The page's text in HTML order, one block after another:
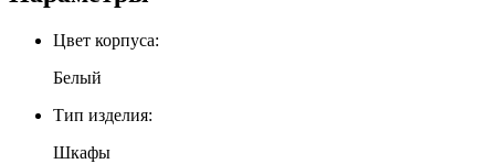
Цвет корпуса:
Белый
Тип изделия:
Шкафы